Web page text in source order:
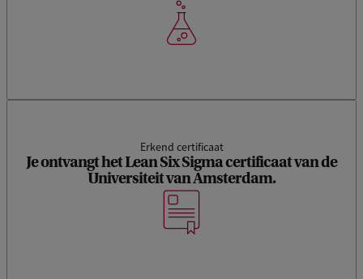
Erkend certificaat
Je ontvangt het Lean Six Sigma certificaat van de
Universiteit van Amsterdam.